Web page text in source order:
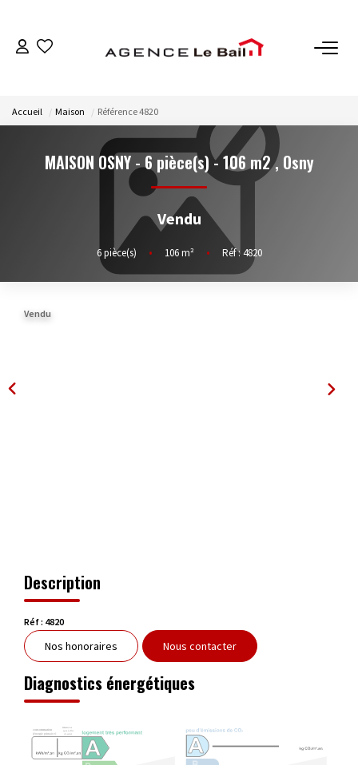
ESTIMATION
LOCATIONS
GESTION
Espace Propriétaire
Accueil Maison Référence 4820
MAISON OSNY - 6 pièce(s) - 106 m2, Osny
Vendu
6pièce(s) • 106m² • Réf : 4820
Vendu
Description
Réf : 4820
Nos honoraires Nous contacter
Diagnostics énergétiques